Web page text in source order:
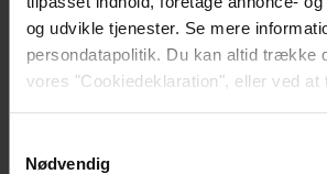
og udvikle tjenester. Se mere
persondatapolitik. Du kan altid trække
vores "Cookiedeklaration", eller ved
Nødvendig
Med i “Robinson”: Er hun